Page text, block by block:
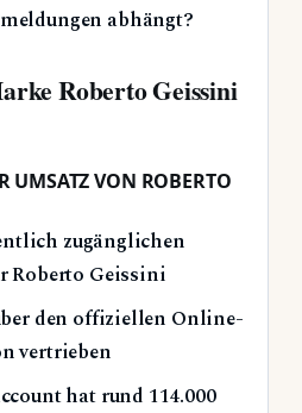
abhängt?
Roberto Geissini
UMSATZ VON ROBERTO
zugänglichen
Roberto Geissini
den offiziellen Online-
vertrieben
hat rund 114.000